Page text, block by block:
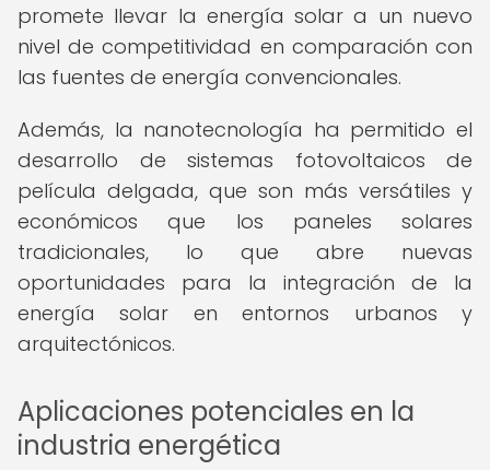
promete llevar la energía solar a un nuevo
nivel de competitividad en comparación con
las fuentes de energía convencionales.
Además, la nanotecnología ha permitido el
desarrollo de sistemas fotovoltaicos de
película delgada, que son más versátiles y
económicos que los paneles solares
tradicionales, lo que abre nuevas
oportunidades para la integración de la
energía solar en entornos urbanos y
arquitectónicos.
Aplicaciones potenciales en la
industria energética